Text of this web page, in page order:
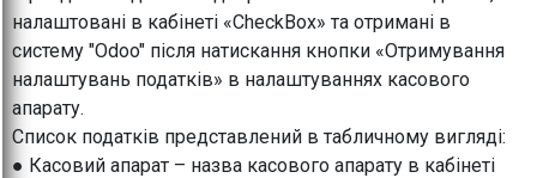
налаштовані в кабінеті «CheckBox» та отримані в
систему "Odoo" після натискання кнопки «Отримування
налаштувань податків» в налаштуваннях касового
апарату.
Список податків представлений в табличному вигляді:
● Касовий апарат – назва касового апарату в кабінеті